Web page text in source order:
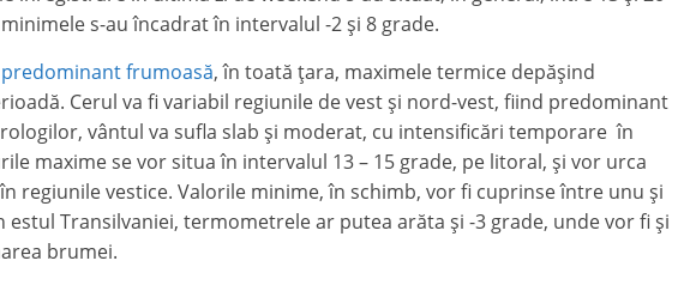
s-au încadrat în intervalul -2 și 8 grade.
frumoasă, în toată țara, maximele termice depășind
Cerul va fi variabil regiunile de vest și nord-vest, fiind predominant
vântul va sufla slab și moderat, cu intensificări temporare în
maxime se vor situa în intervalul 13 – 15 grade, pe litoral, și vor urca
regiunile vestice. Valorile minime, în schimb, vor fi cuprinse între unu și
estul Transilvaniei, termometrele ar putea arăta și -3 grade, unde vor fi și
brumei.